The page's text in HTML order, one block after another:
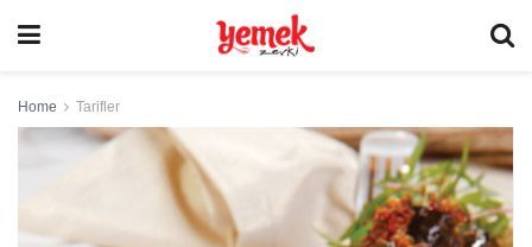
Home Tarifler